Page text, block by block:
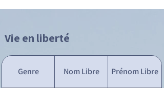
Vie en liberté
Genre Nom Libre Prénom Libre